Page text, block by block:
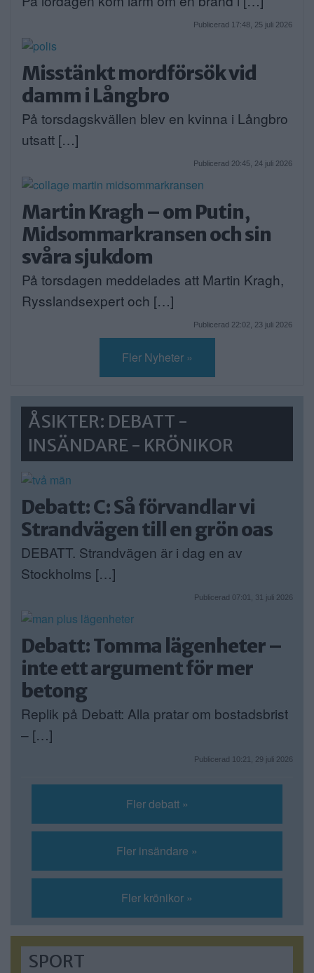
Publicerad 17:48, 25 juli 2026
Misstänkt mordförsök vid
damm i Långbro
På torsdagskvällen blev en kvinna i Långbro
utsatt […]
Publicerad 20:45, 24 juli 2026
Martin Kragh – om Putin,
Midsommarkransen och sin
svåra sjukdom
På torsdagen meddelades att Martin Kragh,
Rysslandsexpert och […]
Publicerad 22:02, 23 juli 2026
Fler Nyheter »
ÅSIKTER: DEBATT -
INSÄNDARE - KRÖNIKOR
Debatt: C: Så förvandlar vi
Strandvägen till en grön oas
DEBATT. Strandvägen är i dag en av
Stockholms […]
Publicerad 07:01, 31 juli 2026
Debatt: Tomma lägenheter –
inte ett argument för mer
betong
Replik på Debatt: Alla pratar om bostadsbrist
– […]
Publicerad 10:21, 29 juli 2026
Fler debatt »
Fler insändare »
Fler krönikor »
SPORT